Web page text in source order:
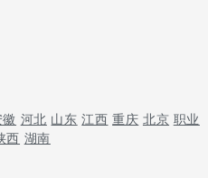
河北 山东 江西 重庆 北京 职业
西 湖南